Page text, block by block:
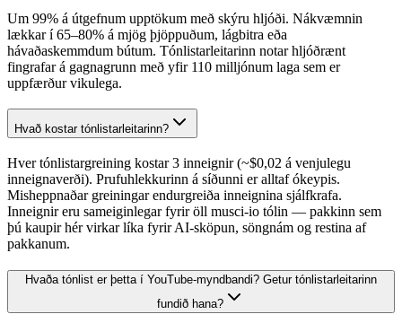
Um 99% á útgefnum upptökum með skýru hljóði. Nákvæmnin
lækkar í 65–80% á mjög þjöppuðum, lágbitra eða
hávaðaskemmdum bútum. Tónlistarleitarinn notar hljóðrænt
fingrafar á gagnagrunn með yfir 110 milljónum laga sem er
uppfærður vikulega.
Hvað kostar tónlistarleitarinn?
Hver tónlistargreining kostar 3 inneignir (~$0,02 á venjulegu
inneignaverði). Prufuhlekkurinn á síðunni er alltaf ókeypis.
Misheppnaðar greiningar endurgreiða inneignina sjálfkrafa.
Inneignir eru sameiginlegar fyrir öll musci-io tólin — pakkinn sem
þú kaupir hér virkar líka fyrir AI-sköpun, söngnám og restina af
pakkanum.
Hvaða tónlist er þetta í YouTube-myndbandi? Getur tónlistarleitarinn
fundið hana?